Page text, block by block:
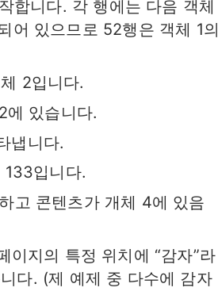
합니다. 각 행에는 다음 객체
어 있으므로 52행은 객체 1의
2입니다.
에 있습니다.
냅니다.
입니다.
고 콘텐츠가 개체 4에 있음
지의 특정 위치에 “감자”라
다. (제 예제 중 다수에 감자